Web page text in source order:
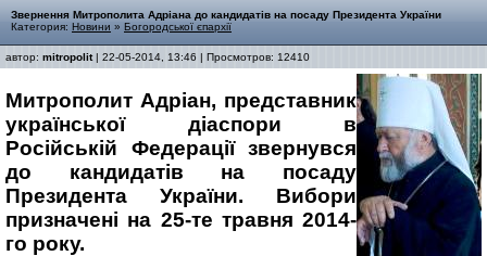
Звернення Митрополита Адріана до кандидатів на посаду Президента України
Категория: Новини » Богородської єпархії
автор: mitropolit| 22-05-2014, 13:46 | Просмотров: 12410
Митрополит Адріан, представник
української діаспори в
Російській Федерації звернувся
до кандидатів на посаду
Президента України. Вибори
призначені на 25-те травня 2014-
го року.